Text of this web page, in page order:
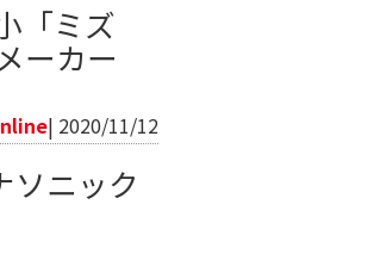
「ミズ
ーカー
| 2020/11/12
ソニック